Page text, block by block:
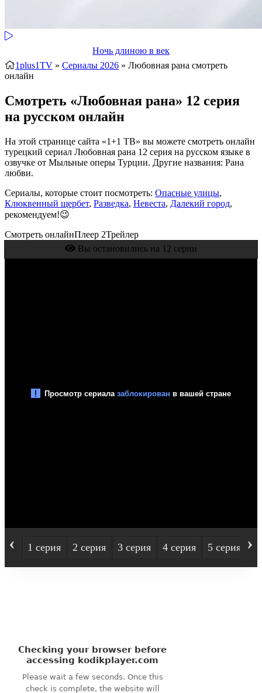
Ночь длиною в век
1plus1TV » Сериалы 2026 » Любовная рана смотреть
онлайн
Смотреть «Любовная рана» 12 серия
на русском онлайн
На этой странице сайта «1+1 ТВ» вы можете смотреть онлайн
турецкий сериал Любовная рана 12 серия на русском языке в
озвучке от Мыльные оперы Турции. Другие названия: Рана
любви.
Сериалы, которые стоит посмотреть: Опасные улицы,
Клюквенный щербет, Разведка, Невеста, Далекий город,
рекомендуем!😉
Смотреть онлайнПлеер 2Трейлер
Вы остановились на 12 серии
‹ 1 серия 2 серия 3 серия 4 серия 5 серия ›